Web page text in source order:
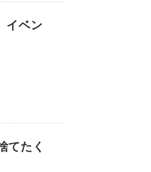
イベン
てたく